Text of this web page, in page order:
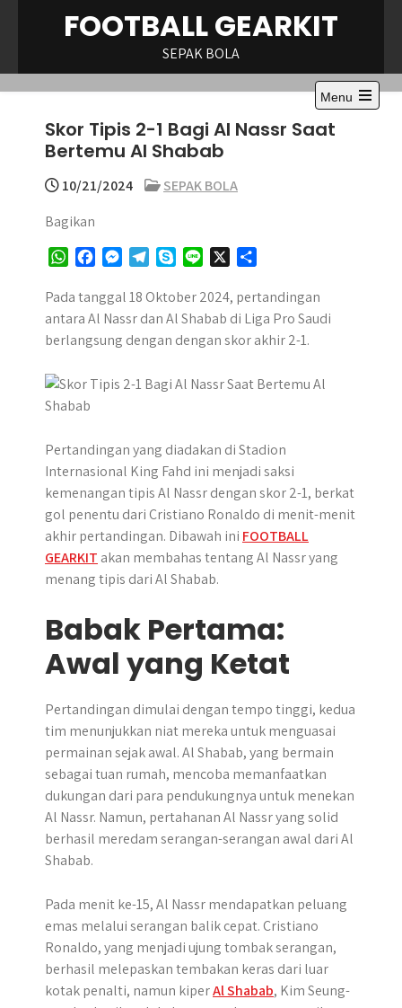
FOOTBALL GEARKIT
SEPAK BOLA
Menu
Open
Skor Tipis 2-1 Bagi Al Nassr Saat
Bertemu Al Shabab
10/21/2024
SEPAK BOLA
Bagikan
W
a
t
s
p
p
c
e
b
o
k
s
s
e
g
e
l
e
g
a
m
y
p
e
n
e
a
r
e
Pada tanggal 18 Oktober 2024, pertandingan
antara Al Nassr dan Al Shabab di Liga Pro Saudi
berlangsung dengan dengan skor akhir 2-1.
Pertandingan yang diadakan di Stadion
Internasional King Fahd ini menjadi saksi
kemenangan tipis Al Nassr dengan skor 2-1, berkat
gol penentu dari Cristiano Ronaldo di menit-menit
akhir pertandingan. Dibawah ini FOOTBALL
GEARKIT akan membahas tentang Al Nassr yang
menang tipis dari Al Shabab.
Babak Pertama:
Awal yang Ketat
Pertandingan dimulai dengan tempo tinggi, kedua
tim menunjukkan niat mereka untuk menguasai
permainan sejak awal. Al Shabab, yang bermain
sebagai tuan rumah, mencoba memanfaatkan
dukungan dari para pendukungnya untuk menekan
Al Nassr. Namun, pertahanan Al Nassr yang solid
berhasil meredam serangan-serangan awal dari Al
Shabab.
Pada menit ke-15, Al Nassr mendapatkan peluang
emas melalui serangan balik cepat. Cristiano
Ronaldo, yang menjadi ujung tombak serangan,
berhasil melepaskan tembakan keras dari luar
kotak penalti, namun kiperAl Shabab, Kim Seung-